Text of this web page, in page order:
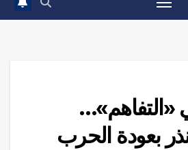
«التفاهم»…
بعودة الحرب